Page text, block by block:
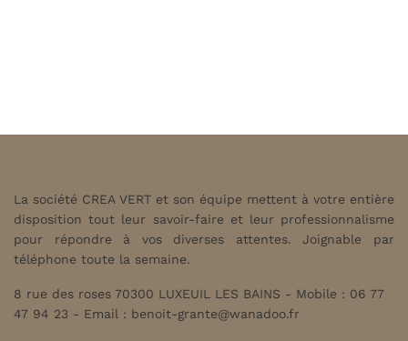
La société CREA VERT et son équipe mettent à votre entière
disposition tout leur savoir-faire et leur professionnalisme
pour répondre à vos diverses attentes. Joignable par
téléphone toute la semaine.
8 rue des roses 70300 LUXEUIL LES BAINS - Mobile : 06 77
47 94 23 - Email : benoit-grante@wanadoo.fr